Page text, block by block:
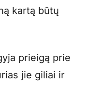
kartą būtų
prieigą prie
jie giliai ir